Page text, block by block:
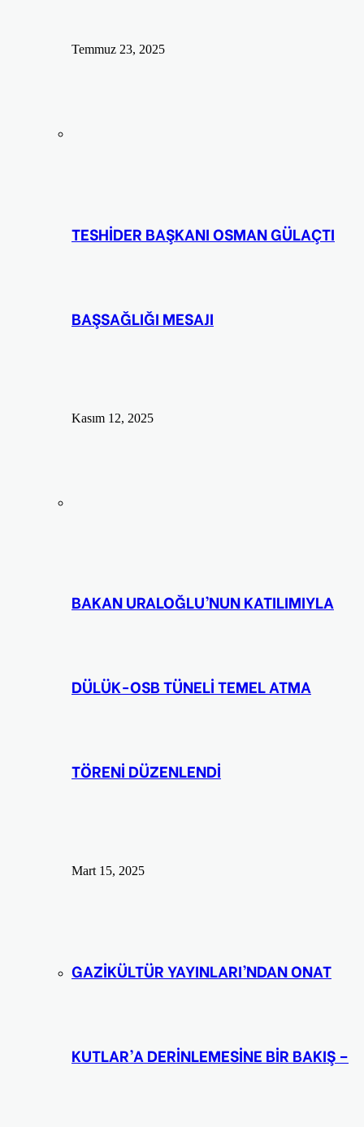
Temmuz 23, 2025
TESHİDER BAŞKANI OSMAN GÜLAÇTI
BAŞSAĞLIĞI MESAJI
Kasım 12, 2025
BAKAN URALOĞLU’NUN KATILIMIYLA
DÜLÜK-OSB TÜNELİ TEMEL ATMA
TÖRENİ DÜZENLENDİ
Mart 15, 2025
GAZİKÜLTÜR YAYINLARI’NDAN ONAT
KUTLAR’A DERİNLEMESİNE BİR BAKIŞ –